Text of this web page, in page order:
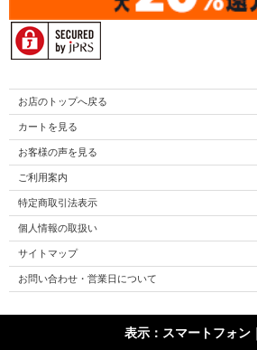
お店のトップへ戻る
カートを見る
お客様の声を見る
ご利用案内
特定商取引法表示
個人情報の取扱い
サイトマップ
お問い合わせ・営業日について
表示：スマートフォン｜